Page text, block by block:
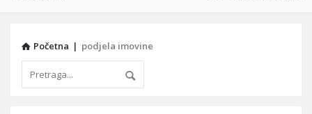
Početna | podjela imovine